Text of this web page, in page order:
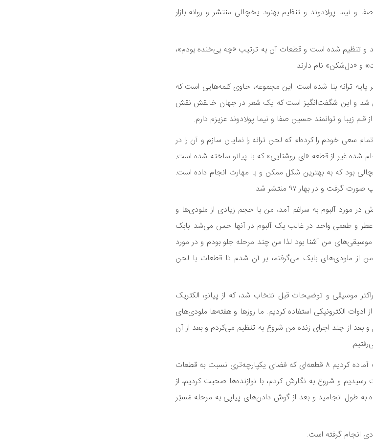
نیما پولادوند و تنظیم بهنود یخچالی منتشر و روانه بازار
انجمن موسیقی ایران، آلبوم «همه از آن شب بود» در ۸ قطعه تولید و تنظیم شده است و قطعات آن به ترتیب «چه بی‌خنده بودم»،
و «دل‌شکن» نام دارند.
پایه ترانه بنا شده است. این مجموعه، حاوی کلمه‌هایی است که
شد و این شگفت‌انگیز است که یک شعر در جهان خالقش نقش
زیبا و توانمند حسین صفا و نیما پولادوند عزیزم دارم.
سعی خودم را کرده‌ام که لحن ترانه را نمایان سازم و آن را در
شده غیر از قطعه «ای روشنایی» که با پیانو ساخته شده است.
بود که به بهترین شکل ممکن و با مهارت انجام داده است.
و در بهار ۹۷ منتشر شد.
در مورد آلبوم به سراغم آمد، من با حجم زیادی از ملودی‌ها و
عطر و طعمی واحد در غالب یک آلبوم در آنها حس می‌شد. بابک
من آشنا بود لذا من چند مرحله جلو بودم و در مورد
از ملودی‌های بابک می‌گرفتم، بر آن شدم تا قطعات‌ با لحن
موسیقی و توضیحات قبل انتخاب شد، که از پیانو، الکتریک
ادوات الکترونیکی استفاده کردیم. ما روزها و‌ هفته‌ها ملودی‌های
و بعد از چند اجرای زنده من شروع به تنظیم می‌کردم و بعد از آن
این هنرمند آهنگساز تصریح کرد: از میان ۱۲ یا ۱۳ قطعه‌ای که با بابک عزیز بصورت ماکت آماده کردیم ۸ قطعه‌ای که فضای یکپارچه‌تری نسبت به قطعات
و شروع به نگارش کردم، با نوازنده‌ها صحبت کردیم، از
وقت گرفتیم و برای ضبط آماده شدیم. فکر می‌کنم از ضبط تا میکس حدوداً ۴ ماه به طول انجامید و بعد از گوش دادن‌های پیاپی به مرحله مَستِر
انجام گرفته است.